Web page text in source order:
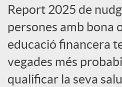
Report 2025 de
persones amb bona
educació financera
vegades més
qualificar la seva